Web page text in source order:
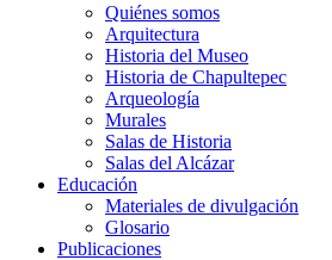
Quiénes somos
Arquitectura
Historia del Museo
Historia de Chapultepec
Arqueología
Murales
Salas de Historia
Salas del Alcázar
Educación
Materiales de divulgación
Glosario
Publicaciones